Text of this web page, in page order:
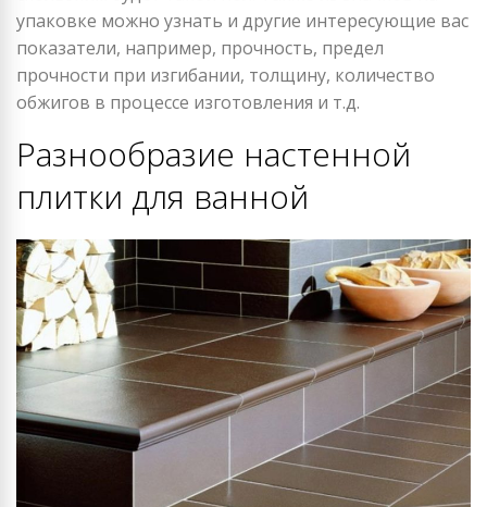
упаковке можно узнать и другие интересующие вас
показатели, например, прочность, предел
прочности при изгибании, толщину, количество
обжигов в процессе изготовления и т.д.
Разнообразие настенной
плитки для ванной